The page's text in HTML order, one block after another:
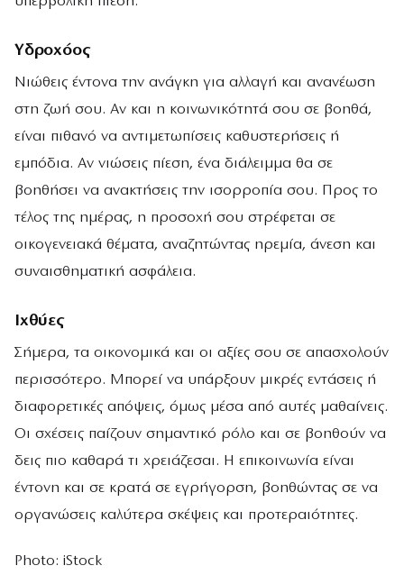
Υδροχόος
Νιώθεις έντονα την ανάγκη για αλλαγή και ανανέωση
στη ζωή σου. Αν και η κοινωνικότητά σου σε βοηθά,
είναι πιθανό να αντιμετωπίσεις καθυστερήσεις ή
εμπόδια. Αν νιώσεις πίεση, ένα διάλειμμα θα σε
βοηθήσει να ανακτήσεις την ισορροπία σου. Προς το
τέλος της ημέρας, η προσοχή σου στρέφεται σε
οικογενειακά θέματα, αναζητώντας ηρεμία, άνεση και
συναισθηματική ασφάλεια.
Ιχθύες
Σήμερα, τα οικονομικά και οι αξίες σου σε απασχολούν
περισσότερο. Μπορεί να υπάρξουν μικρές εντάσεις ή
διαφορετικές απόψεις, όμως μέσα από αυτές μαθαίνεις.
Οι σχέσεις παίζουν σημαντικό ρόλο και σε βοηθούν να
δεις πιο καθαρά τι χρειάζεσαι. Η επικοινωνία είναι
έντονη και σε κρατά σε εγρήγορση, βοηθώντας σε να
οργανώσεις καλύτερα σκέψεις και προτεραιότητες.
Photo: iStock